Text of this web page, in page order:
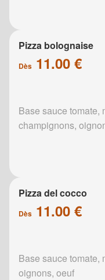
Pizza bolognaise
Dès 11.00 €
Base sauce tomate,
champignons,
Pizza del cocco
Dès 11.00 €
Base sauce tomate,
oignons, oeuf